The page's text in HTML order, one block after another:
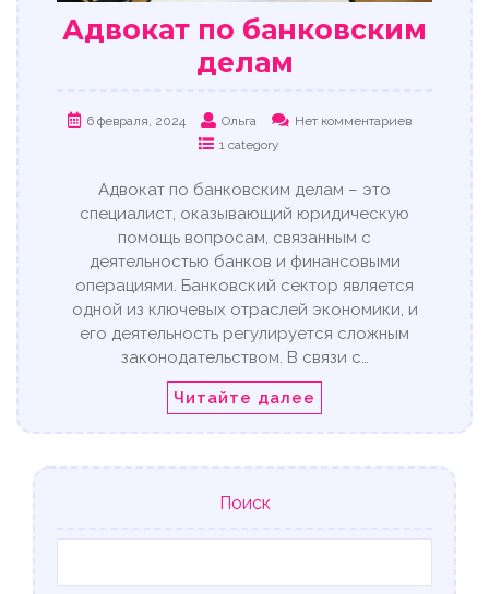
Адвокат по банковским
делам
6 февраля, 2024 Ольга
Нет комментариев
1 category
Адвокат по банковским делам – это
специалист, оказывающий юридическую
помощь вопросам, связанным с
деятельностью банков и финансовыми
операциями. Банковский сектор является
одной из ключевых отраслей экономики, и
его деятельность регулируется сложным
законодательством. В связи с…
Читайте далее
Поиск